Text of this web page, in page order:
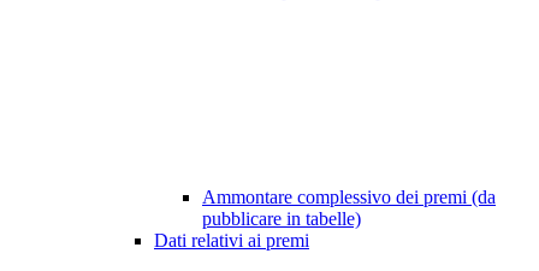
Ammontare complessivo dei premi (da
pubblicare in tabelle)
Dati relativi ai premi